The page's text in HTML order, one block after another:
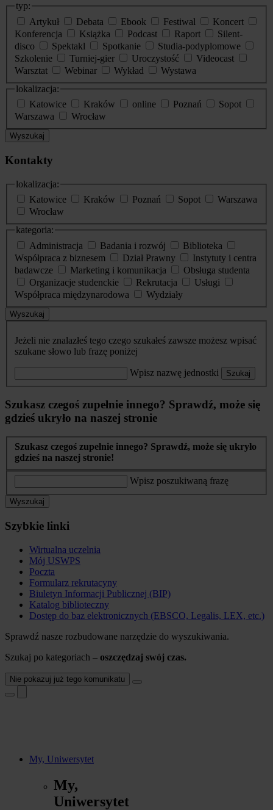
typ:
Artykuł
Debata Ebook Festiwal
Koncert
Konferencja
Książka Podcast Raport
Silent-
disco
Spektakl Spotkanie
Studia-podyplomowe
Szkolenie
Turniej-gier Uroczystość
Videocast
Warsztat
Webinar Wykład
Wystawa
lokalizacja:
Katowice
Kraków online Poznań
Sopot
Warszawa
Wrocław
Wyszukaj
Kontakty
lokalizacja:
Katowice
Kraków Poznań Sopot
Warszawa
Wrocław
kategoria:
Administracja
Badania i rozwój
Biblioteka
Współpraca z biznesem
Dział Prawny
Instytuty i centra
badawcze
Marketing i komunikacja
Obsługa studenta
Organizacje studenckie
Rekrutacja
Usługi
Współpraca międzynarodowa
Wydziały
Wyszukaj
Jeżeli nie znalazłeś tego czego szukałeś zawsze możesz wpisać
szukane słowo lub frazę poniżej
Wpisz nazwę jednostki Szukaj
Szukasz czegoś zupełnie innego? Sprawdź, może się
gdzieś ukryło na naszej stronie
Szukasz czegoś zupełnie innego? Sprawdź, może się ukryło
gdzieś na naszej stronie!
Wpisz poszukiwaną frazę
Wyszukaj
Szybkie linki
Wirtualna uczelnia
Mój USWPS
Poczta
Formularz rekrutacyny
Biuletyn Informacji Publicznej (BIP)
Katalog biblioteczny
Dostęp do baz elektronicznych (EBSCO, Legalis, LEX, etc.)
Sprawdź nasze rozbudowane narzędzie do wyszukiwania.
Szukaj po kategoriach – oszczędzaj swój czas.
Nie pokazuj już tego komunikatu
My, Uniwersytet
My,
Uniwersytet